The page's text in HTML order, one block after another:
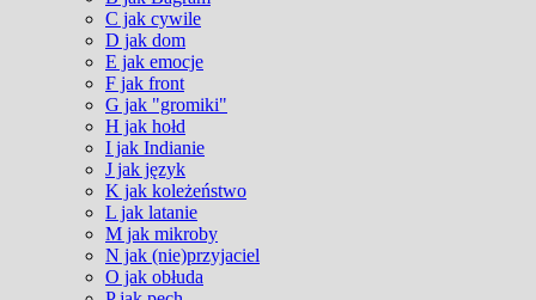
C jak cywile
D jak dom
E jak emocje
F jak front
G jak "gromiki"
H jak hołd
I jak Indianie
J jak język
K jak koleżeństwo
L jak latanie
M jak mikroby
N jak (nie)przyjaciel
O jak obłuda